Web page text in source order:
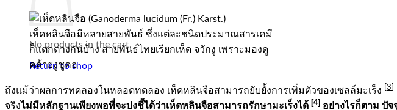
No products in the cart.
Return to shop
เห็ดหลินจือมีหลายสายพันธ์ ซึ่งแต่ละชนิดประมาณสารเคมี
ก็แตกต่างกันบ้าง สายพันธ์ไทยเรียกเห็ด จวักงู เพราะมองดู
คล้ายงูชูคอ
ถึงแม้ว่าผลการทดลองในหลอดทดลอง เห็ดหลินจือสามารถยับยั้งการเพิ่มตัวของเซลล์มะเร็ง 3
จริงไม่มีหลักฐานเพียงพอที่จะบ่งชี้ได้ว่าเห็ดหลินจือสามารถรักษามะเร็งได้ [4] อย่างไรก็ตาม ปั